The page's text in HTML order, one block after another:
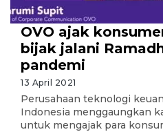
OVO ajak
bijak jalani
pandemi
13 April 2021
Perusahaan teknologi
Indonesia menggaungkan
untuk mengajak para